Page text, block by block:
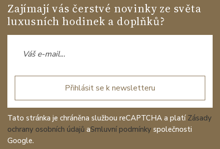
Zajímají vás čerstvé novinky ze světa
luxusních hodinek a doplňků?
Přihlásit se k newsletteru
Tato stránka je chráněna službou reCAPTCHA a platí Zásady
ochrany osobních údajů aSmluvní podmínky společnosti
Google.